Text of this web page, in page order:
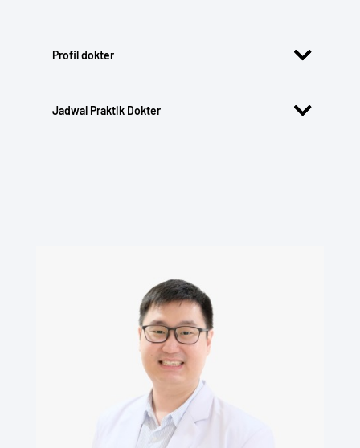
Profil dokter
Jadwal Praktik Dokter